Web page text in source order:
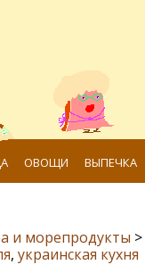
ОВОЩИ ВЫПЕЧКА
и морепродукты >
, украинская кухня